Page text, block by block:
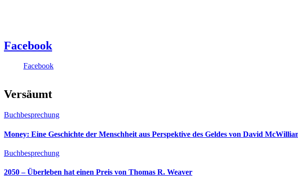
Facebook
Facebook
Versäumt
Buchbesprechung
Money: Eine Geschichte der Menschheit aus Perspektive des Geldes von David
Buchbesprechung
2050 – Überleben hat einen Preis von Thomas R. Weaver